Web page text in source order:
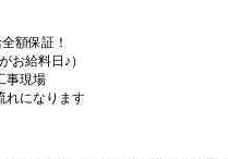
額保証！
お給料日♪）
事現場
になります